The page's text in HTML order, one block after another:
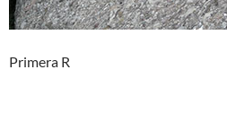
Primera R